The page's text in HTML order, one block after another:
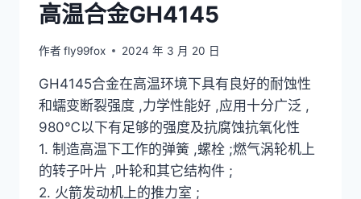
高温合金GH4145
作者 fly99fox 2024 年 3 月 20 日
GH4145合金在高温环境下具有良好的耐蚀性
和蠕变断裂强度 ,力学性能好 ,应用十分广泛 ,
980℃以下有足够的强度及抗腐蚀抗氧化性
1. 制造高温下工作的弹簧 ,螺栓 ;燃气涡轮机上
的转子叶片 ,叶轮和其它结构件 ;
2. 火箭发动机上的推力室 ;